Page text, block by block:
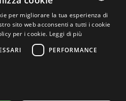
caso di divergenze tra le
Price Ninja e quelle presenti sul
fede queste ultime. I prezzi
ad eccezione dei veicoli nuovi
spese di spedizione).
Partner di eBay. Potremmo
gli acquisti idonei effettuati
pagina.
ENGLISH
per migliorare la tua esperienza di
sito web acconsenti a tutti i cookie
per i cookie. Leggi di più
PERFORMANCE